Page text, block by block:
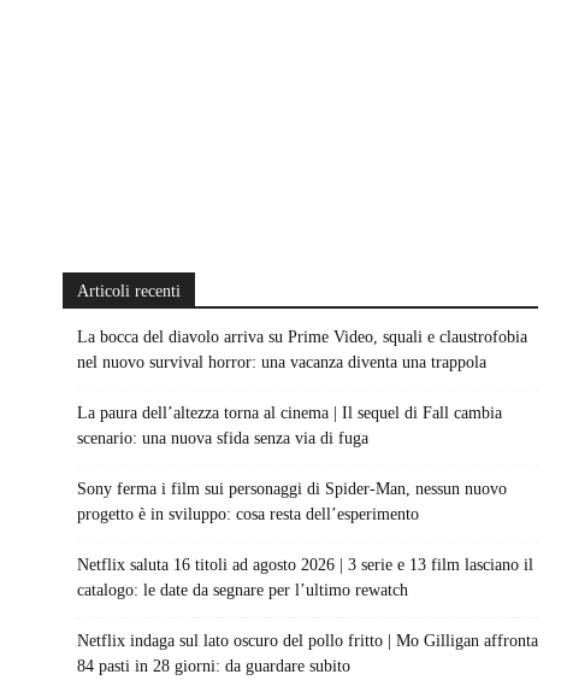
Articoli recenti
La bocca del diavolo arriva su Prime Video, squali e claustrofobia
nel nuovo survival horror: una vacanza diventa una trappola
La paura dell’altezza torna al cinema | Il sequel di Fall cambia
scenario: una nuova sfida senza via di fuga
Sony ferma i film sui personaggi di Spider-Man, nessun nuovo
progetto è in sviluppo: cosa resta dell’esperimento
Netflix saluta 16 titoli ad agosto 2026 | 3 serie e 13 film lasciano il
catalogo: le date da segnare per l’ultimo rewatch
Netflix indaga sul lato oscuro del pollo fritto | Mo Gilligan affronta
84 pasti in 28 giorni: da guardare subito